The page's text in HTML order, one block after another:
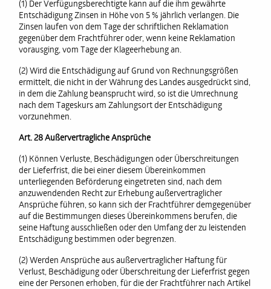
(1) Der Verfügungsberechtigte kann auf die ihm gewährte
Entschädigung Zinsen in Höhe von 5 % jährlich verlangen. Die
Zinsen laufen von dem Tage der schriftlichen Reklamation
gegenüber dem Frachtführer oder, wenn keine Reklamation
vorausging, vom Tage der Klageerhebung an.
(2) Wird die Entschädigung auf Grund von Rechnungsgrößen
ermittelt, die nicht in der Währung des Landes ausgedrückt sind,
in dem die Zahlung beansprucht wird, so ist die Umrechnung
nach dem Tageskurs am Zahlungsort der Entschädigung
vorzunehmen.
Art. 28 Außervertragliche Ansprüche
(1) Können Verluste, Beschädigungen oder Überschreitungen
der Lieferfrist, die bei einer diesem Übereinkommen
unterliegenden Beförderung eingetreten sind, nach dem
anzuwendenden Recht zur Erhebung außervertraglicher
Ansprüche führen, so kann sich der Frachtführer demgegenüber
auf die Bestimmungen dieses Übereinkommens berufen, die
seine Haftung ausschließen oder den Umfang der zu leistenden
Entschädigung bestimmen oder begrenzen.
(2) Werden Ansprüche aus außervertraglicher Haftung für
Verlust, Beschädigung oder Überschreitung der Lieferfrist gegen
eine der Personen erhoben, für die der Frachtführer nach Artikel